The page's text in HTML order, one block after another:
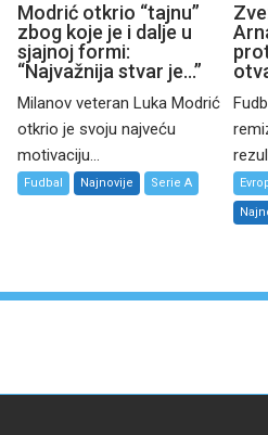
Modrić otkrio “tajnu”
zbog koje je i dalje u
sjajnoj formi:
“Najvažnija stvar je…”
Milanov veteran Luka Modrić
otkrio je svoju najveću
motivaciju...
Fudbal Najnovije Serie A